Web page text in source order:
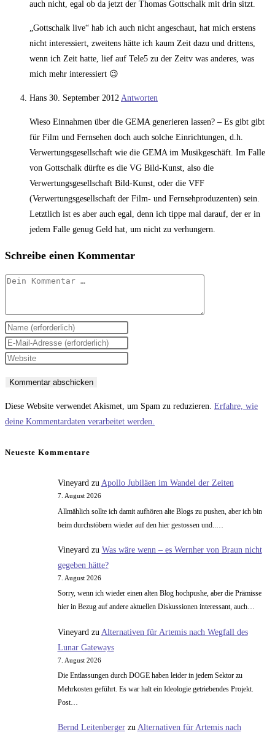
auch nicht, egal ob da jetzt der Thomas Gottschalk mit drin sitzt.
„Gottschalk live“ hab ich auch nicht angeschaut, hat mich erstens
nicht interessiert, zweitens hätte ich kaum Zeit dazu und drittens,
wenn ich Zeit hatte, lief auf Tele5 zu der Zeitv was anderes, was
mich mehr interessiert 😉
Hans 30. September 2012 Antworten
Wieso Einnahmen über die GEMA generieren lassen? – Es gibt gibt
für Film und Fernsehen doch auch solche Einrichtungen, d.h.
Verwertungsgesellschaft wie die GEMA im Musikgeschäft. Im Falle
von Gottschalk dürfte es die VG Bild-Kunst, also die
Verwertungsgesellschaft Bild-Kunst, oder die VFF
(Verwertungsgesellschaft der Film- und Fernsehproduzenten) sein.
Letztlich ist es aber auch egal, denn ich tippe mal darauf, der er in
jedem Falle genug Geld hat, um nicht zu verhungern.
Schreibe einen Kommentar
Kommentar
Gib
deinen
Namen
zum
Kommentieren
Gib
deine
Adresse
zum
ein
Gib
URL
ein
Diese Website verwendet Akismet, um Spam zu reduzieren. Erfahre, wie
deine Kommentardaten verarbeitet werden.
Neueste Kommentare
Vineyardzu Apollo Jubiläen im Wandel der Zeiten
7. August 2026
Allmählich sollte ich damit aufhören alte Blogs zu pushen, aber ich bin
beim durchstöbern wieder auf den hier gestossen und..…
Vineyard zu Was wäre wenn – es Wernher von Braun nicht
gegeben hätte?
7. August 2026
Sorry, wenn ich wieder einen alten Blog hochpushe, aber die Prämisse
hier in Bezug auf andere aktuellen Diskussionen interessant, auch…
Vineyard zu Alternativen für Artemis nach Wegfall des
Lunar Gateways
7. August 2026
Die Entlassungen durch DOGE haben leider in jedem Sektor zu
Mehrkosten geführt. Es war halt ein Ideologie getriebendes Projekt.
Post…
Bernd Leitenbergerzu Alternativen für Artemis nach